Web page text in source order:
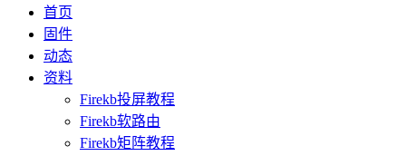
首页
固件
动态
资料
Firekb投屏教程
Firekb软路由
Firekb矩阵教程